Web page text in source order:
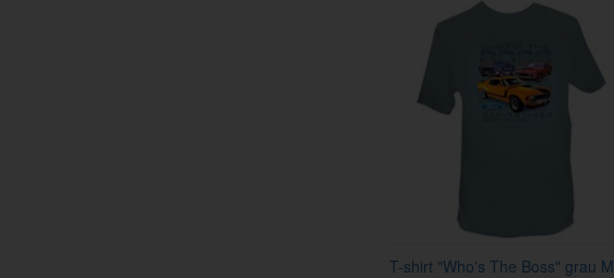
T-shirt "Who's The Boss" grau M